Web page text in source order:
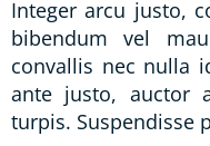
Integer arcu justo,
bibendum vel
convallis nec nulla
ante justo, auctor
turpis. Suspendisse